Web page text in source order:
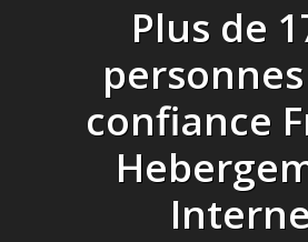
Plus de
confiance